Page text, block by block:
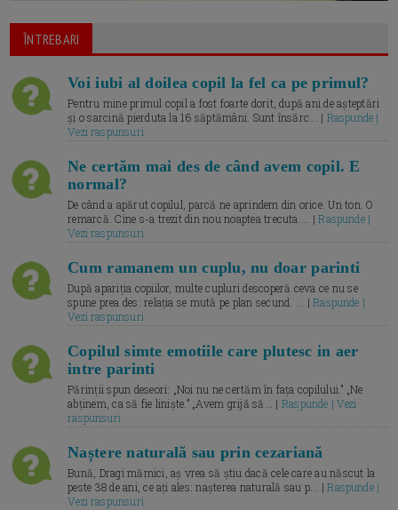
ÎNTREBARI
Voi iubi al doilea copil la fel ca pe primul?
Pentru mine primul copil a fost foarte dorit, după ani de așteptări
și o sarcină pierduta la 16 săptămâni. Sunt însărc... | Raspunde |
Vezi raspunsuri
Ne certăm mai des de când avem copil. E
normal?
De când a apărut copilul, parcă ne aprindem din orice. Un ton. O
remarcă. Cine s-a trezit din nou noaptea trecuta.... |Raspunde |
Vezi raspunsuri
Cum ramanem un cuplu, nu doar parinti
După apariția copiilor, multe cupluri descoperă ceva ce nu se
spune prea des: relația se mută pe plan secund. ... |Raspunde |
Vezi raspunsuri
Copilul simte emotiile care plutesc in aer
intre parinti
Părinții spun deseori: „Noi nu ne certăm în fața copilului.” „Ne
abținem, ca să fie liniște.” „Avem grijă să... | Raspunde | Vezi
raspunsuri
Naștere naturală sau prin cezariană
Bună, Dragi mămici, aș vrea să știu dacă cele care au născut la
peste 38 de ani, ce ați ales: nașterea naturală sau p... |Raspunde |
Vezi raspunsuri